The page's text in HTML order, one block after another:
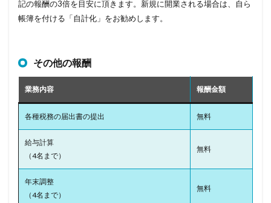
記の報酬の3倍を目安に頂きます。新規に開業される場合は、自ら
帳簿を付ける「自計化」をお勧めします。
その他の報酬
業務内容 報酬金額
各種税務の届出書の提出 無料
給与計算
（4名まで）
無料
年末調整
（4名まで）
無料